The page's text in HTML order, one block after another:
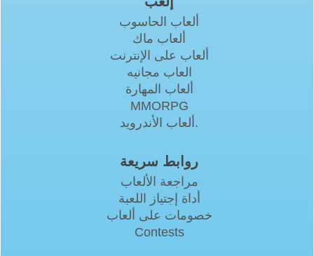
ألعاب الحاسوب
ألعاب ماك
ألعاب على الإنترنت
العاب مجانيه
ألعاب المهارة
MMORPG
ألعاب الأندرويد.
روابط سريعة
مراجعة الألعاب
أداة إجتياز اللعبة
خصومات على ألعاب
Contests